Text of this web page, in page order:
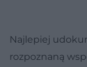
Najlepiej
rozpoznaną